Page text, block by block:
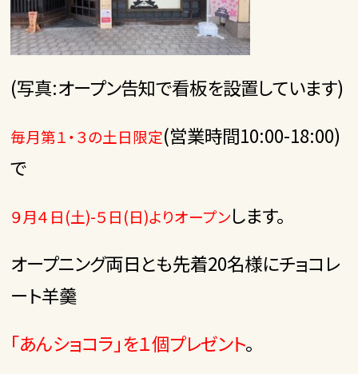
(写真:オープン告知で看板を設置しています)
毎月第１・３の土日限定(営業時間10:00-18:00)
で
９月４日(土)-５日(日)よりオープンします。
オープニング両日とも先着20名様にチョコレ
ート羊羹
「あんショコラ」を１個プレゼント。